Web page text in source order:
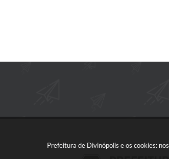
Prefeitura de Divinópolis e os cookies: